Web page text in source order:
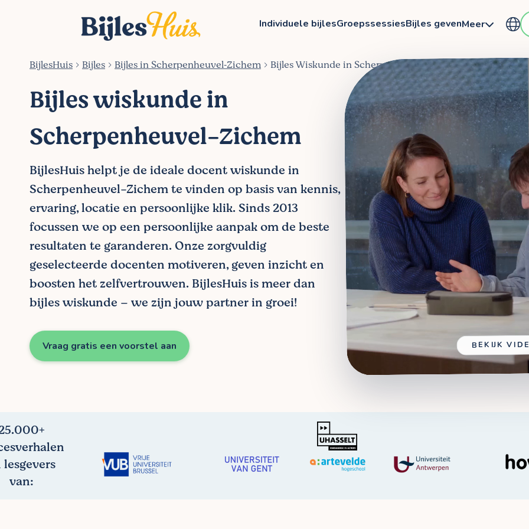
Individuele bijlesGroepssessiesBijles gevenMeer
BijlesHuis Bijles Bijles in Scherpenheuvel‑Zichem Bijles Wiskunde in Scherpenheuvel‑Zichem
Bijles wiskunde in
Scherpenheuvel-Zichem
BijlesHuis helpt je de ideale docent wiskunde in
Scherpenheuvel-Zichem te vinden op basis van kennis,
ervaring, locatie en persoonlijke klik. Sinds 2013
focussen we op een persoonlijke aanpak om de beste
resultaten te garanderen. Onze zorgvuldig
geselecteerde docenten motiveren, geven inzicht en
boosten het zelfvertrouwen. BijlesHuis is meer dan
bijles wiskunde – we zijn jouw partner in groei!
Vraag gratis een voorstel aan BEKIJK
lesgevers
van: